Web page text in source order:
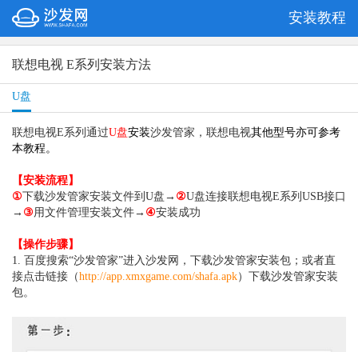
安装教程
联想电视 E系列安装方法
U盘
联想电视E系列 通过U盘安装沙发管家， 联想电视其他型号亦可参考
本教程。
【安装流程】
①下载沙发管家安装文件到U盘→ ②U盘连接联想电视E系列 USB接口
→ ③用文件管理安装文件→ ④安装成功
【操作步骤】
1. 百度搜索“沙发管家”进入沙发网，下载沙发管家安装包；或者直
接点击链接（http://app.xmxgame.com/shafa.apk） 下载沙发管家安装
包。